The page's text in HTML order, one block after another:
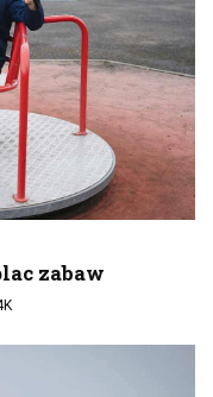
zabaw